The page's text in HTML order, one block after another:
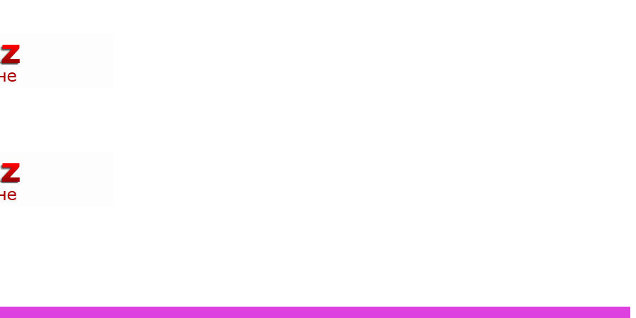
в магазинах вашего города и быть в курсе где проходят новые акции и скидки.
в магазинах вашего города и быть в курсе где проходят новые акции и скидки.